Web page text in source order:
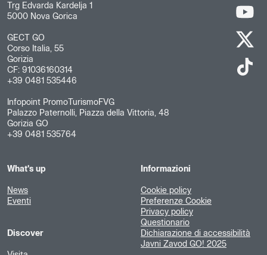
Trg Edvarda Kardelja 1
5000 Nova Gorica
GECT GO
Corso Italia, 55
Gorizia
CF: 91036160314
+39 0481 535446
Infopoint PromoTurismoFVG
Palazzo Paternolli, Piazza della Vittoria, 48
Gorizia GO
+39 0481 535764
What's up
News
Eventi
Discover
Informazioni
Cookie policy
Preferenze Cookie
Privacy policy
Questionario
Dichiarazione di accessibilità
Javni Zavod GO! 2025